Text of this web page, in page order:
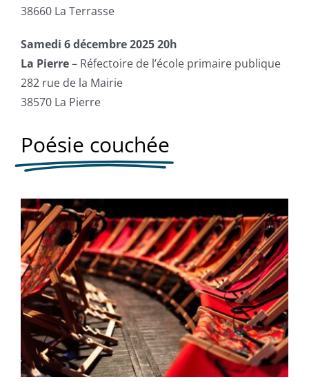
38660 La Terrasse
Samedi 6 décembre 2025 20h
La Pierre– Réfectoire de l’école primaire publique
282 rue de la Mairie
38570 La Pierre
Poésie couchée